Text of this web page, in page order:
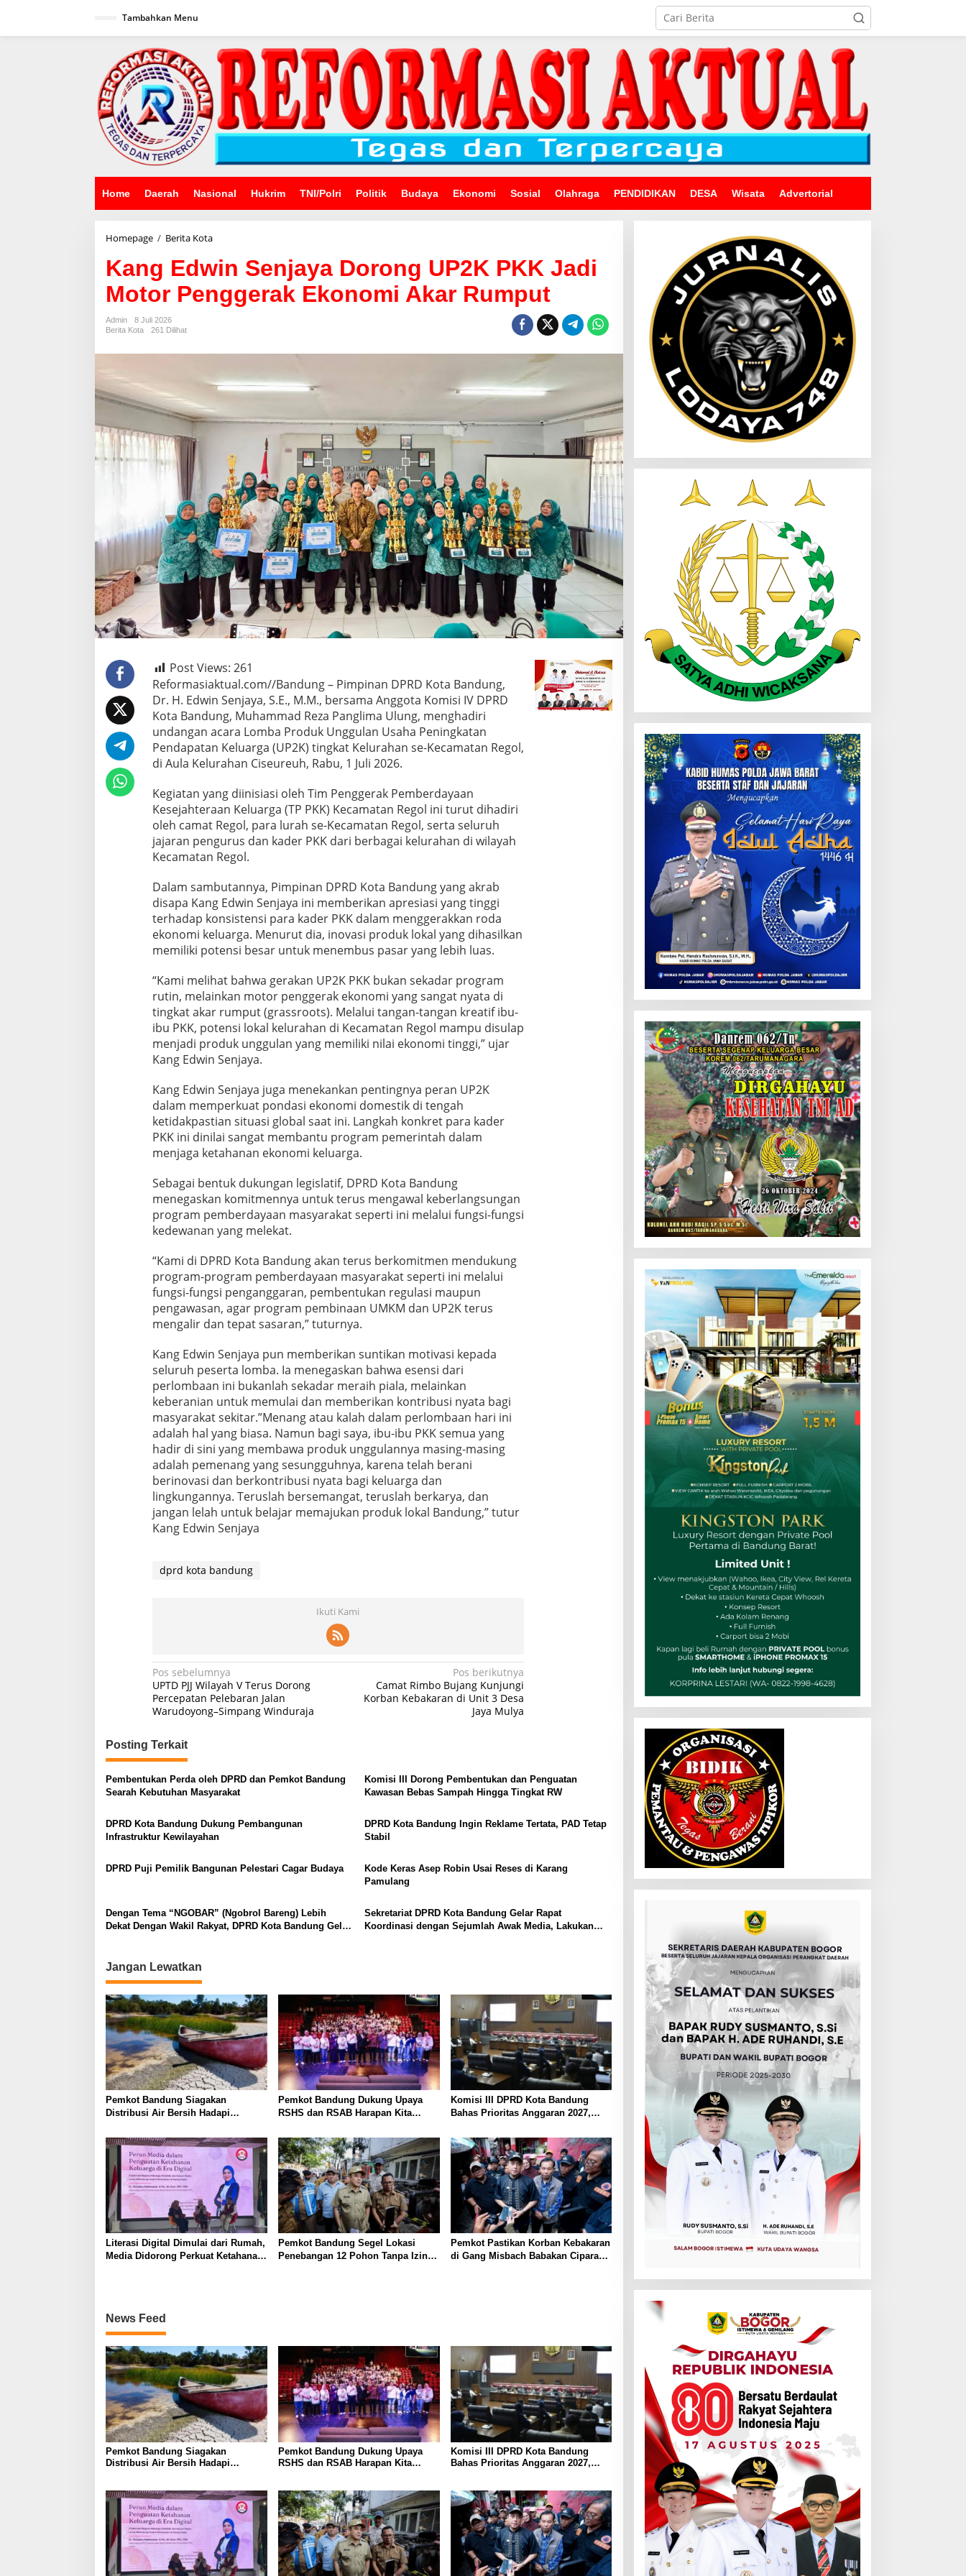
Tambahkan Menu
Home Daerah Nasional Hukrim TNI/Polri Politik Budaya Ekonomi Sosial Olahraga PENDIDIKAN DESA Wisata Advertorial
Homepage / Berita KotaKang
Senjaya
Dorong
UP2K
PKK
Ekonomi
Rumput
Kang Edwin Senjaya Dorong UP2K PKK Jadi
Motor Penggerak Ekonomi Akar Rumput
Admin
8 Juli 2026
Berita Kota
261 Dilihat
Post Views: 261
Reformasiaktual.com//Bandung – Pimpinan DPRD Kota Bandung,
Dr. H. Edwin Senjaya, S.E., M.M., bersama Anggota Komisi IV DPRD
Kota Bandung, Muhammad Reza Panglima Ulung, menghadiri
undangan acara Lomba Produk Unggulan Usaha Peningkatan
Pendapatan Keluarga (UP2K) tingkat Kelurahan se-Kecamatan Regol,
di Aula Kelurahan Ciseureuh, Rabu, 1 Juli 2026.
Kegiatan yang diinisiasi oleh Tim Penggerak Pemberdayaan
Kesejahteraan Keluarga (TP PKK) Kecamatan Regol ini turut dihadiri
oleh camat Regol, para lurah se-Kecamatan Regol, serta seluruh
jajaran pengurus dan kader PKK dari berbagai kelurahan di wilayah
Kecamatan Regol.
Dalam sambutannya, Pimpinan DPRD Kota Bandung yang akrab
disapa Kang Edwin Senjaya ini memberikan apresiasi yang tinggi
terhadap konsistensi para kader PKK dalam menggerakkan roda
ekonomi keluarga. Menurut dia, inovasi produk lokal yang dihasilkan
memiliki potensi besar untuk menembus pasar yang lebih luas.
“Kami melihat bahwa gerakan UP2K PKK bukan sekadar program
rutin, melainkan motor penggerak ekonomi yang sangat nyata di
tingkat akar rumput (grassroots). Melalui tangan-tangan kreatif ibu-
ibu PKK, potensi lokal kelurahan di Kecamatan Regol mampu disulap
menjadi produk unggulan yang memiliki nilai ekonomi tinggi,” ujar
Kang Edwin Senjaya.
Kang Edwin Senjaya juga menekankan pentingnya peran UP2K
dalam memperkuat pondasi ekonomi domestik di tengah
ketidakpastian situasi global saat ini. Langkah konkret para kader
PKK ini dinilai sangat membantu program pemerintah dalam
menjaga ketahanan ekonomi keluarga.
Sebagai bentuk dukungan legislatif, DPRD Kota Bandung
menegaskan komitmennya untuk terus mengawal keberlangsungan
program pemberdayaan masyarakat seperti ini melalui fungsi-fungsi
kedewanan yang melekat.
“Kami di DPRD Kota Bandung akan terus berkomitmen mendukung
program-program pemberdayaan masyarakat seperti ini melalui
fungsi-fungsi penganggaran, pembentukan regulasi maupun
pengawasan, agar program pembinaan UMKM dan UP2K terus
mengalir dan tepat sasaran,” tuturnya.
Kang Edwin Senjaya pun memberikan suntikan motivasi kepada
seluruh peserta lomba. Ia menegaskan bahwa esensi dari
perlombaan ini bukanlah sekadar meraih piala, melainkan
keberanian untuk memulai dan memberikan kontribusi nyata bagi
masyarakat sekitar.”Menang atau kalah dalam perlombaan hari ini
adalah hal yang biasa. Namun bagi saya, ibu-ibu PKK semua yang
hadir di sini yang membawa produk unggulannya masing-masing
adalah pemenang yang sesungguhnya, karena telah berani
berinovasi dan berkontribusi nyata bagi keluarga dan
lingkungannya. Teruslah bersemangat, teruslah berkarya, dan
jangan lelah untuk belajar memajukan produk lokal Bandung,” tutur
Kang Edwin Senjaya
dprd kota bandung
Ikuti Kami
Navigasi
pos
Pos sebelumnya
UPTD PJJ Wilayah V Terus Dorong
Percepatan Pelebaran Jalan
Warudoyong–Simpang Winduraja
Pos berikutnya
Camat Rimbo Bujang Kunjungi
Korban Kebakaran di Unit 3 Desa
Jaya Mulya
Posting Terkait
Pembentukan Perda oleh DPRD dan Pemkot Bandung
Searah Kebutuhan Masyarakat
Komisi III Dorong Pembentukan dan Penguatan
Kawasan Bebas Sampah Hingga Tingkat RW
DPRD Kota Bandung Dukung Pembangunan
Infrastruktur Kewilayahan
DPRD Kota Bandung Ingin Reklame Tertata, PAD Tetap
Stabil
DPRD Puji Pemilik Bangunan Pelestari Cagar Budaya
Kode Keras Asep Robin Usai Reses di Karang
Pamulang
Dengan Tema “NGOBAR” (Ngobrol Bareng) Lebih
Dekat Dengan Wakil Rakyat, DPRD Kota Bandung Gelar
Sekretariat DPRD Kota Bandung Gelar Rapat
Koordinasi dengan Sejumlah Awak Media, Lakukan
Jangan Lewatkan
Pemkot Bandung Siagakan
Distribusi Air Bersih Hadapi
Pemkot Bandung Dukung Upaya
RSHS dan RSAB Harapan Kita
Komisi III DPRD Kota Bandung
Bahas Prioritas Anggaran 2027,
hingga Keamanan Siber
Literasi Digital Dimulai dari Rumah,
Media Didorong Perkuat Ketahanan
Pemkot Bandung Segel Lokasi
Penebangan 12 Pohon Tanpa Izin di
Pemkot Pastikan Korban Kebakaran
di Gang Misbach Babakan Ciparay
News Feed
Pemkot Bandung Siagakan
Distribusi Air Bersih Hadapi
Pemkot Bandung Dukung Upaya
RSHS dan RSAB Harapan Kita
Komisi III DPRD Kota Bandung
Bahas Prioritas Anggaran 2027,